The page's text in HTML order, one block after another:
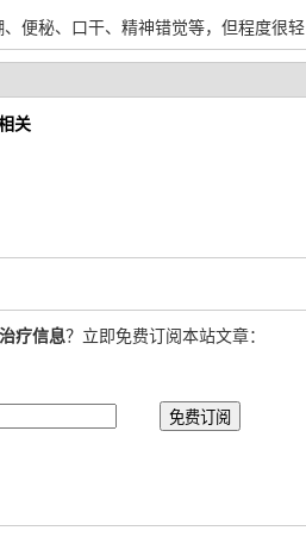
便秘、口干、精神错觉等，但程度很轻
关
疗信息？立即免费订阅本站文章：